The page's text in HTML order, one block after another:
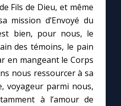
Fils de Dieu, et même
mission d’Envoyé du
bien, pour nous, le
des témoins, le pain
en mangeant le Corps
nous ressourcer à sa
voyageur parmi nous,
à l’amour de